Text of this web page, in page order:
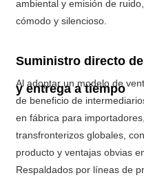
ambiental y emisión de
cómodo y silencioso.
Suministro directo
y entrega a tiempo
Al adoptar un modelo de
de beneficio de
en fábrica para
transfronterizos globales,
producto y ventajas obvias
Respaldados por líneas de